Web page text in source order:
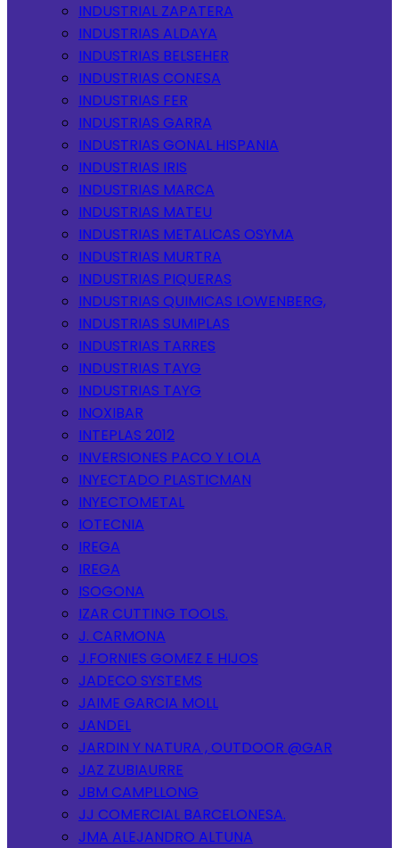
INDUSTRIAL ZAPATERA
INDUSTRIAS ALDAYA
INDUSTRIAS BELSEHER
INDUSTRIAS CONESA
INDUSTRIAS FER
INDUSTRIAS GARRA
INDUSTRIAS GONAL HISPANIA
INDUSTRIAS IRIS
INDUSTRIAS MARCA
INDUSTRIAS MATEU
INDUSTRIAS METALICAS OSYMA
INDUSTRIAS MURTRA
INDUSTRIAS PIQUERAS
INDUSTRIAS QUIMICAS LOWENBERG,
INDUSTRIAS SUMIPLAS
INDUSTRIAS TARRES
INDUSTRIAS TAYG
INDUSTRIAS TAYG
INOXIBAR
INTEPLAS 2012
INVERSIONES PACO Y LOLA
INYECTADO PLASTICMAN
INYECTOMETAL
IOTECNIA
IREGA
IREGA
ISOGONA
IZAR CUTTING TOOLS.
J. CARMONA
J.FORNIES GOMEZ E HIJOS
JADECO SYSTEMS
JAIME GARCIA MOLL
JANDEL
JARDIN Y NATURA , OUTDOOR @GAR
JAZ ZUBIAURRE
JBM CAMPLLONG
JJ COMERCIAL BARCELONESA.
JMA ALEJANDRO ALTUNA